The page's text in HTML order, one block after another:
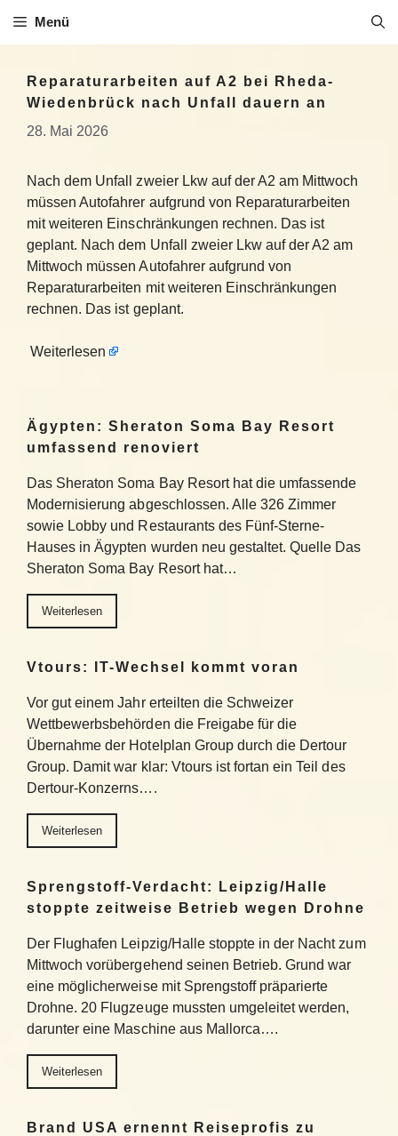
Inhalt
Menü
Reparaturarbeiten auf A2 bei Rheda-
Wiedenbrück nach Unfall dauern an
28. Mai 2026
Nach dem Unfall zweier Lkw auf der A2 am Mittwoch
müssen Autofahrer aufgrund von Reparaturarbeiten
mit weiteren Einschränkungen rechnen. Das ist
geplant. Nach dem Unfall zweier Lkw auf der A2 am
Mittwoch müssen Autofahrer aufgrund von
Reparaturarbeiten mit weiteren Einschränkungen
rechnen. Das ist geplant.
Weiterlesen
Ägypten: Sheraton Soma Bay Resort
umfassend renoviert
Das Sheraton Soma Bay Resort hat die umfassende
Modernisierung abgeschlossen. Alle 326 Zimmer
sowie Lobby und Restaurants des Fünf-Sterne-
Hauses in Ägypten wurden neu gestaltet. Quelle Das
Sheraton Soma Bay Resort hat…
Weiterlesen
Vtours: IT-Wechsel kommt voran
Vor gut einem Jahr erteilten die Schweizer
Wettbewerbsbehörden die Freigabe für die
Übernahme der Hotelplan Group durch die Dertour
Group. Damit war klar: Vtours ist fortan ein Teil des
Dertour-Konzerns….
Weiterlesen
Sprengstoff-Verdacht: Leipzig/Halle
stoppte zeitweise Betrieb wegen Drohne
Der Flughafen Leipzig/Halle stoppte in der Nacht zum
Mittwoch vorübergehend seinen Betrieb. Grund war
eine möglicherweise mit Sprengstoff präparierte
Drohne. 20 Flugzeuge mussten umgeleitet werden,
darunter eine Maschine aus Mallorca….
Weiterlesen
Brand USA ernennt Reiseprofis zu